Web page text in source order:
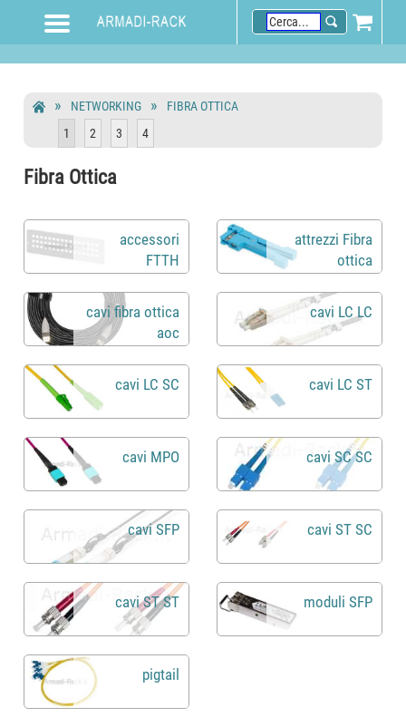
NETWORKING
FIBRA OTTICA
1
2 3 4
Fibra Ottica
accessori
FTTH
attrezzi Fibra
ottica
cavi fibra ottica
aoc
cavi LC LC
cavi LC SC cavi LC ST
cavi MPO cavi SC SC
cavi SFP cavi ST SC
cavi ST ST moduli SFP
pigtail